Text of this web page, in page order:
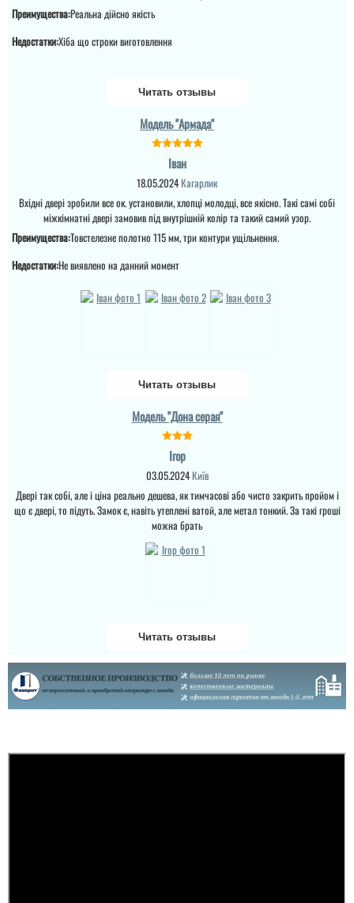
читати всі відгуки
Преимущества:Реальна дійсно якість
Недостатки:Хіба що строки виготовлення
Читать отзывы
Модель "Армада"
Іван
18.05.2024Кагарлик
Вхідні двері зробили все ок. установили, хлопці молодці, все якісно. Такі самі собі
міжкімнатні двері замовив під внутрішній колір та такий самий узор.
Преимущества:Товстелезне полотно 115 мм, три контури ущільнення.
Недостатки:Не виявлено на данний момент
Читать отзывы
Модель "Дона серая"
Ігор
03.05.2024Київ
Двері так собі, але і ціна реально дешева, як тимчасові або чисто закрить пройом і
що є двері, то підуть. Замок є, навіть утеплені ватой, але метал тонкий. За такі гроші
можна брать
Читать отзывы